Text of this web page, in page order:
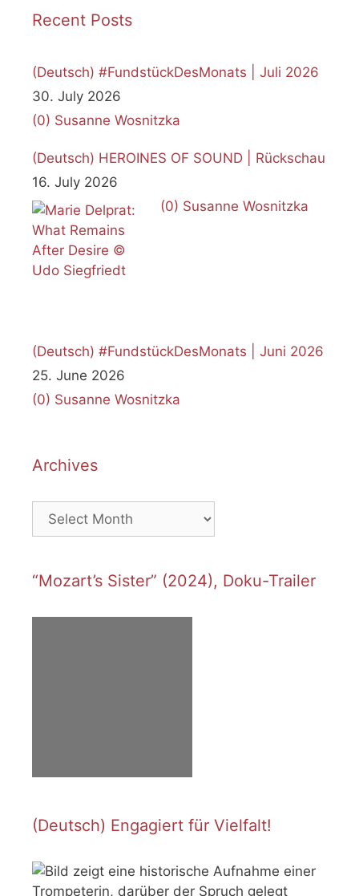
Recent Posts
(Deutsch) #FundstückDesMonats | Juli 2026
30. July 2026
(0) Susanne Wosnitzka
(Deutsch) HEROINES OF SOUND | Rückschau
16. July 2026
(0) Susanne Wosnitzka
(Deutsch) #FundstückDesMonats | Juni 2026
25. June 2026
(0) Susanne Wosnitzka
Archives
Archives
“Mozart’s Sister” (2024), Doku-Trailer
(Deutsch) Engagiert für Vielfalt!